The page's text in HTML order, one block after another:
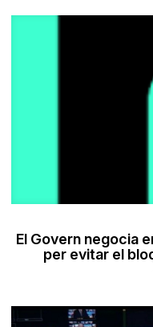
El Govern negocia
per evitar el